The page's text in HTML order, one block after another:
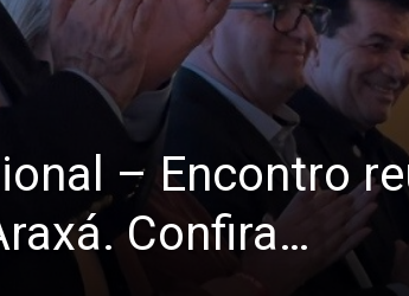
– Encontro
Confira…